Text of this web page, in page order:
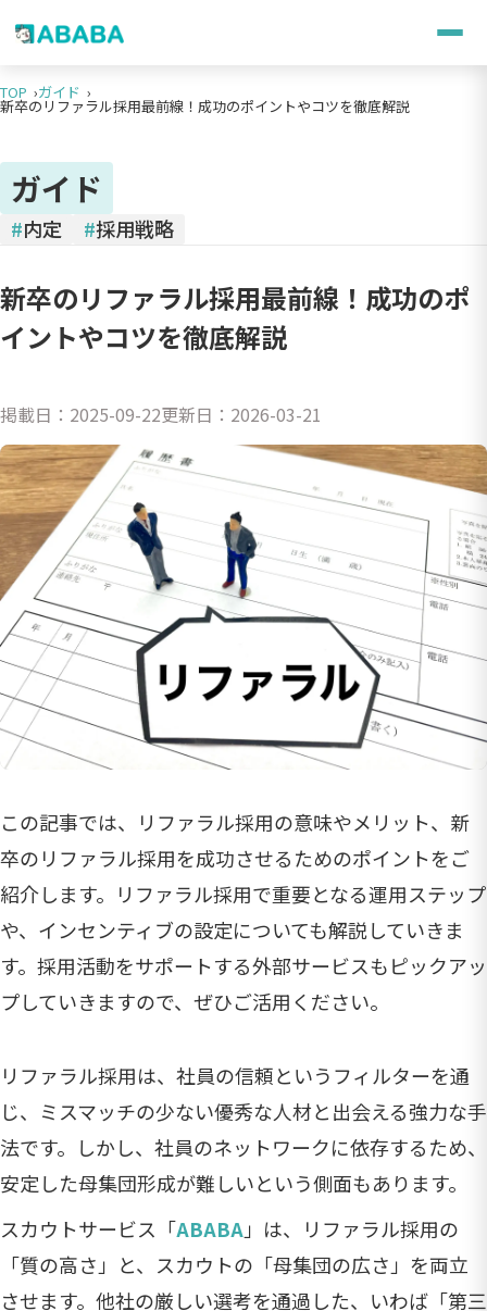
TOP ガイド
新卒のリファラル採用最前線！成功のポイントやコツを徹底解説
ガイド
#内定 #採用戦略
新卒のリファラル採用最前線！成功のポ
イントやコツを徹底解説
掲載日： 2025-09-22更新日： 2026-03-21
この記事では、リファラル採用の意味やメリット、新
卒のリファラル採用を成功させるためのポイントをご
紹介します。リファラル採用で重要となる運用ステップ
や、インセンティブの設定についても解説していきま
す。採用活動をサポートする外部サービスもピックアッ
プしていきますので、ぜひご活用ください。
リファラル採用は、社員の信頼というフィルターを通
じ、ミスマッチの少ない優秀な人材と出会える強力な手
法です。しかし、社員のネットワークに依存するため、
安定した母集団形成が難しいという側面もあります。
スカウトサービス「ABABA」は、リファラル採用の
「質の高さ」と、スカウトの「母集団の広さ」を両立
させます。他社の厳しい選考を通過した、いわば「第三